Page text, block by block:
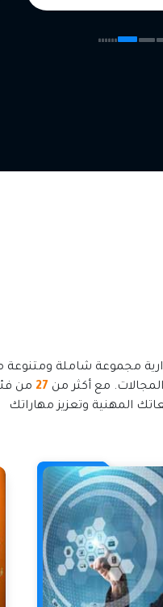
مجموعة شاملة ومتنوعة
مع أكثر من 27 من
المهنية وتعزيز مهاراتك